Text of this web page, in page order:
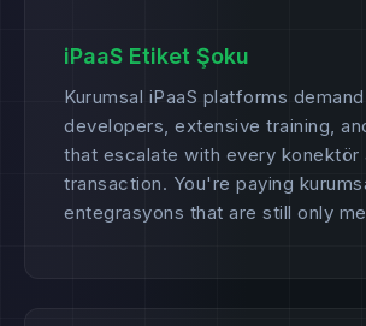
iPaaS Etiket Şoku
Kurumsal iPaaS platforms
developers, extensive training,
that escalate with every konektör
transaction. You're paying
entegrasyons that are still only